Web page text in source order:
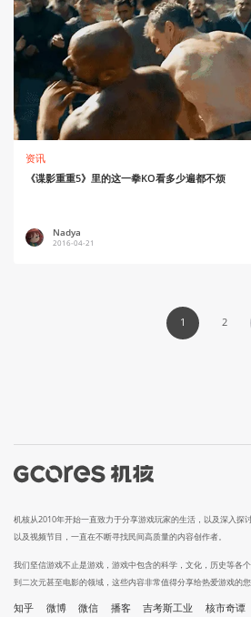
资讯
《谍影重重5》里的这一拳KO看多少遍都不烦
Nadya
2016-04-21
1 2
机核从2010年开始一直致力于分享游戏玩家的生活，以及深入探
以及视频节目，一直在不断寻找民间高质量的内容创作者。
我们坚信游戏不止是游戏，游戏中包含的科学，文化，历史等各
到二次元甚至电影的领域，这些内容非常值得分享给热爱游戏的您
知乎 微博 微信 播客 吉考斯工业 核市奇谭